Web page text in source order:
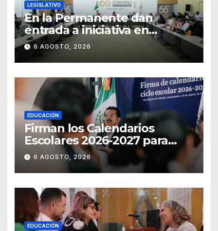
LEGISLATIVO
En la Permanente dan
entrada a iniciativa en
materia notarial
6 AGOSTO, 2026
EDUCACIÓN
Firman los Calendarios
Escolares 2026-2027 para
Guanajuato
6 AGOSTO, 2026
EDUCACIÓN